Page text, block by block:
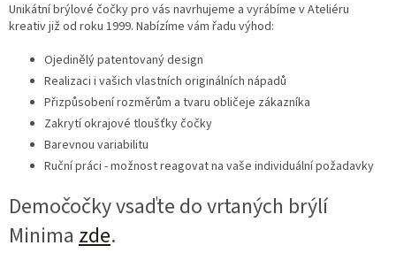
Unikátní brýlové čočky pro vás navrhujeme a vyrábíme v Ateliéru
kreativ již od roku 1999. Nabízíme vám řadu výhod:
Ojedinělý patentovaný design
Realizaci i vašich vlastních originálních nápadů
Přizpůsobení rozměrům a tvaru obličeje zákazníka
Zakrytí okrajové tloušťky čočky
Barevnou variabilitu
Ruční práci - možnost reagovat na vaše individuální požadavky
Demočočky vsaďte do vrtaných brýlí
Minima zde.